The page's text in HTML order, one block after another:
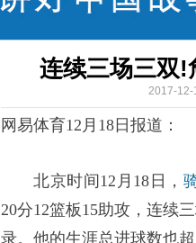
连续三场三双!
2017-12-
网易体育12月18日报道：
北京时间12月18日，
20分12篮板15助攻，连续
录。他的生涯总进球数也